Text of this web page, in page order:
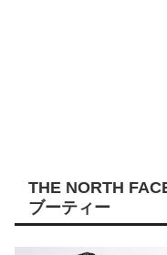
THE NORTH
ブーティー